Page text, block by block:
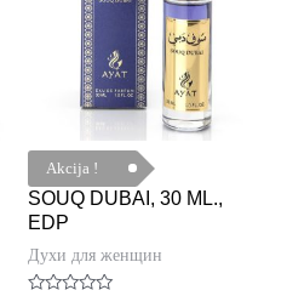
Akcija !
SOUQ DUBAI, 30 ML.,
EDP
Духи для женщин